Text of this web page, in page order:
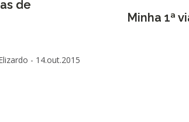
de
- 14.out.2015
Minha 1ª